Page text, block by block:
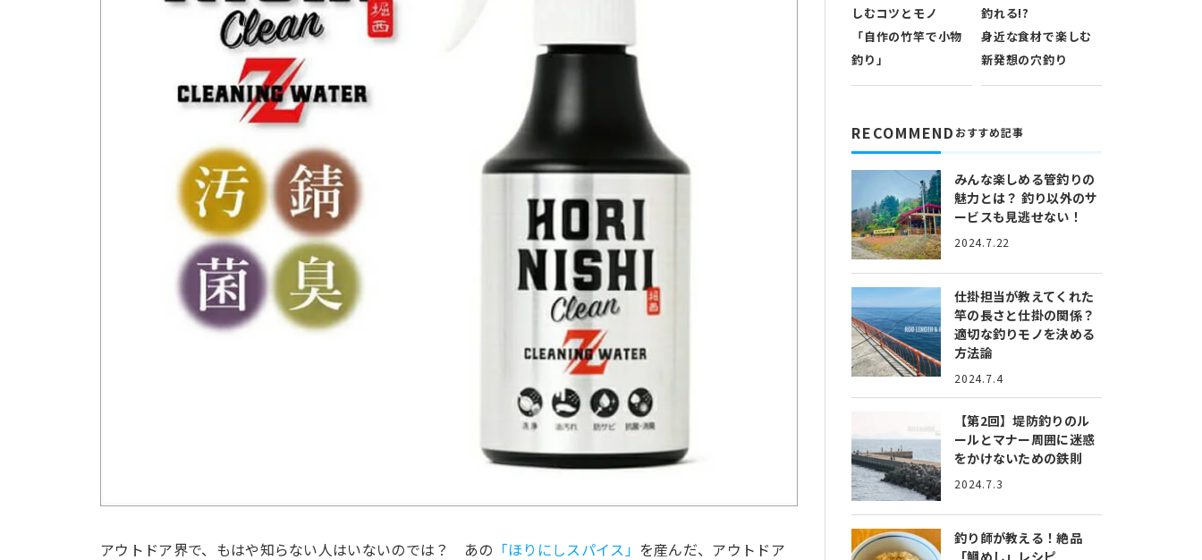
アウトドア界で、もはや知らない人はいないのでは？ あの 「ほりにしスパイス」 を産んだ、アウトドア
しむコツとモノ
「自作の竹竿で小物
釣り」
釣れる!?
身近な食材で楽しむ
新発想の穴釣り
RECOMMEND おすすめ記事
みんな楽しめる管釣りの
魅力とは？ 釣り以外のサ
ービスも見逃せない！
2024.7.22
仕掛担当が教えてくれた
竿の長さと仕掛の関係？
適切な釣りモノを決める
方法論
2024.7.4
【第2回】堤防釣りのル
ールとマナー周囲に迷惑
をかけないための鉄則
2024.7.3
釣り師が教える！絶品